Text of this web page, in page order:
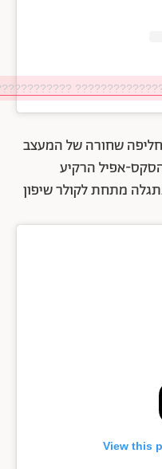
שחורה של המעצב
הסקס-אפיל הרקיע
מתחת לקולר שיפון
View this